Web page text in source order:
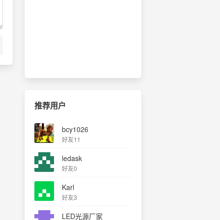
推荐用户
bcy1026
好友11
ledask
好友0
Karl
好友3
LED光源厂家